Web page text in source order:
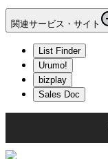
関連サービス・サイト
List Finder
Urumo!
bizplay
Sales Doc